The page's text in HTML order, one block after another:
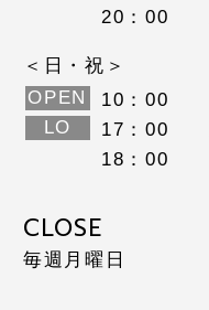
20：00
＜日・祝＞
OPEN
10：00
LO
17：00
18：00
CLOSE
毎週月曜日